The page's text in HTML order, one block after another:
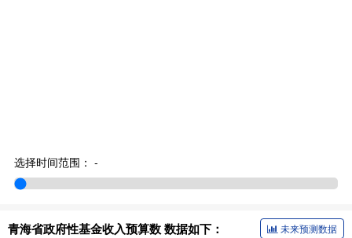
选择时间范围： -
青海省政府性基金收入预算数 数据如下： 未来预测数据